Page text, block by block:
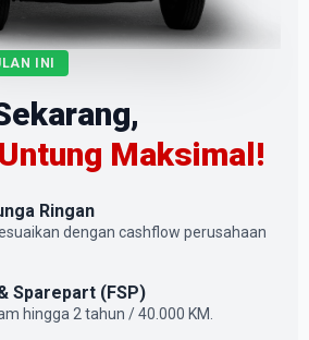
INI
Maksimal!
Ringan
dengan cashflow perusahaan
Sparepart (FSP)
hingga 2 tahun / 40.000 KM.